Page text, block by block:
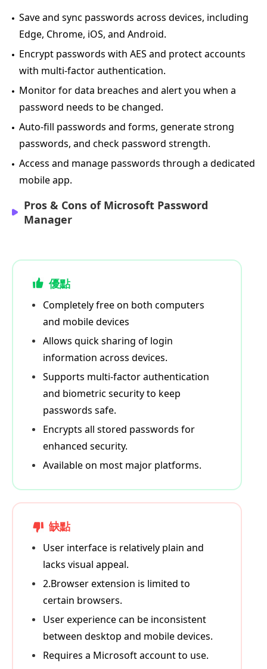
Save and sync passwords across devices, including
Edge, Chrome, iOS, and Android.
Encrypt passwords with AES and protect accounts
with multi-factor authentication.
Monitor for data breaches and alert you when a
password needs to be changed.
Auto-fill passwords and forms, generate strong
passwords, and check password strength.
Access and manage passwords through a dedicated
mobile app.
Pros & Cons of Microsoft Password
Manager
優點
Completely free on both computers
and mobile devices
Allows quick sharing of login
information across devices.
Supports multi-factor authentication
and biometric security to keep
passwords safe.
Encrypts all stored passwords for
enhanced security.
Available on most major platforms.
缺點
User interface is relatively plain and
lacks visual appeal.
2.Browser extension is limited to
certain browsers.
User experience can be inconsistent
between desktop and mobile devices.
Requires a Microsoft account to use.